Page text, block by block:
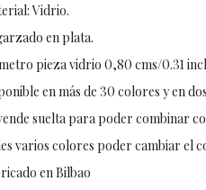
Vidrio.
en plata.
pieza vidrio 0,80 cms/0.31
en más de 30 colores y en
suelta para poder combinar
varios colores poder cambiar el
en Bilbao